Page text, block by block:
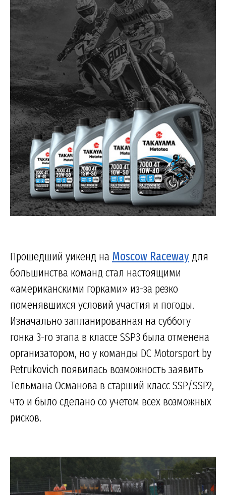
Прошедший уикенд на Moscow Raceway для
большинства команд стал настоящими
«американскими горками» из-за резко
поменявшихся условий участия и погоды.
Изначально запланированная на субботу
гонка 3-го этапа в классе SSP3 была отменена
организатором, но у команды DC Motorsport by
Petrukovich появилась возможность заявить
Тельмана Османова в старший класс SSP/SSP2,
что и было сделано со учетом всех возможных
рисков.